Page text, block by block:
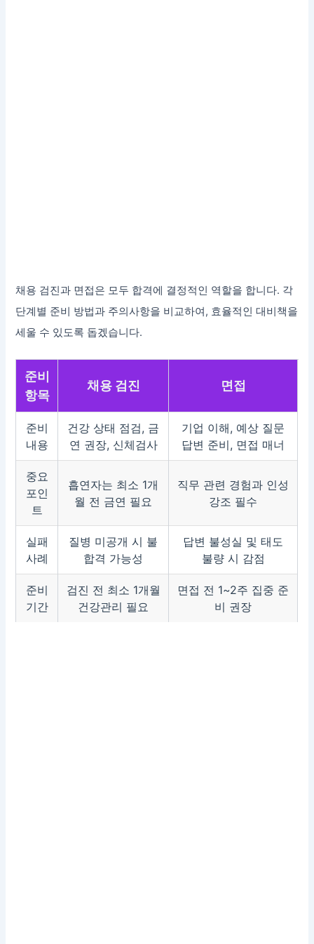
채용 검진과 면접은 모두 합격에 결정적인 역할을 합니다. 각
단계별 준비 방법과 주의사항을 비교하여, 효율적인 대비책을
세울 수 있도록 돕겠습니다.
준비
항목
채용 검진 면접
준비
내용
건강 상태 점검, 금
연 권장, 신체검사
기업 이해, 예상 질문
답변 준비, 면접 매너
중요
포인
트
흡연자는 최소 1개
월 전 금연 필요
직무 관련 경험과 인성
강조 필수
실패
사례
질병 미공개 시 불
합격 가능성
답변 불성실 및 태도
불량 시 감점
준비
기간
검진 전 최소 1개월
건강관리 필요
면접 전 1~2주 집중 준
비 권장